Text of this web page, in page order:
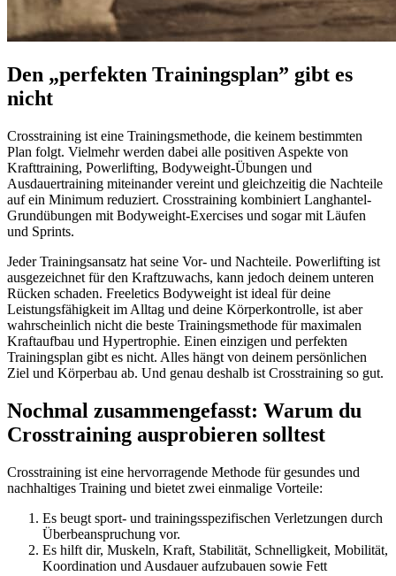
Den „perfekten Trainingsplan” gibt es
nicht
Crosstraining ist eine Trainingsmethode, die keinem bestimmten
Plan folgt. Vielmehr werden dabei alle positiven Aspekte von
Krafttraining, Powerlifting, Bodyweight-Übungen und
Ausdauertraining miteinander vereint und gleichzeitig die Nachteile
auf ein Minimum reduziert. Crosstraining kombiniert Langhantel-
Grundübungen mit Bodyweight-Exercises und sogar mit Läufen
und Sprints.
Jeder Trainingsansatz hat seine Vor- und Nachteile. Powerlifting ist
ausgezeichnet für den Kraftzuwachs, kann jedoch deinem unteren
Rücken schaden. Freeletics Bodyweight ist ideal für deine
Leistungsfähigkeit im Alltag und deine Körperkontrolle, ist aber
wahrscheinlich nicht die beste Trainingsmethode für maximalen
Kraftaufbau und Hypertrophie. Einen einzigen und perfekten
Trainingsplan gibt es nicht. Alles hängt von deinem persönlichen
Ziel und Körperbau ab. Und genau deshalb ist Crosstraining so gut.
Nochmal zusammengefasst: Warum du
Crosstraining ausprobieren solltest
Crosstraining ist eine hervorragende Methode für gesundes und
nachhaltiges Training und bietet zwei einmalige Vorteile:
Es beugt sport- und trainingsspezifischen Verletzungen durch
Überbeanspruchung vor.
Es hilft dir, Muskeln, Kraft, Stabilität, Schnelligkeit, Mobilität,
Koordination und Ausdauer aufzubauen sowie Fett